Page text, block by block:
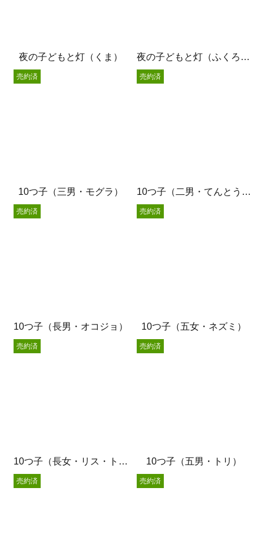
夜の子どもと灯（くま） 夜の子どもと灯（ふくろう）
10つ子（三男・モグラ）
売約済
10つ子（二男・てんとう虫）
売約済
10つ子（長男・オコジョ）
売約済
10つ子（五女・ネズミ）
売約済
10つ子（長女・リス・トリ）
売約済
10つ子（五男・トリ）
売約済
売約済 売約済